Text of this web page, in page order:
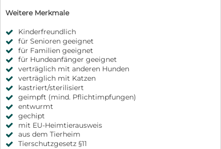
Weitere Merkmale
Kinderfreundlich
für Senioren geeignet
für Familien geeignet
für Hundeanfänger geeignet
verträglich mit anderen Hunden
verträglich mit Katzen
kastriert/sterilisiert
geimpft (mind. Pflichtimpfungen)
entwurmt
gechipt
mit EU-Heimtierausweis
aus dem Tierheim
Tierschutzgesetz §11